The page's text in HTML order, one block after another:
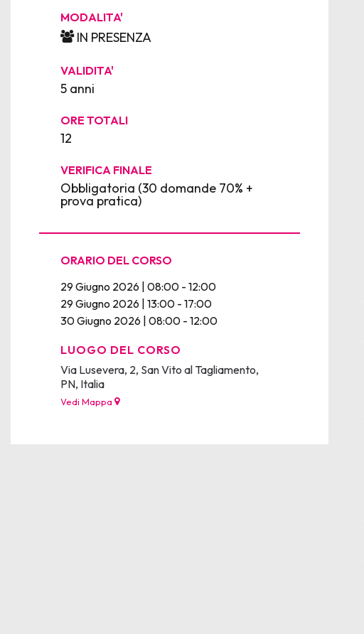
MODALITA'
IN PRESENZA
VALIDITA'
5 anni
ORE TOTALI
12
VERIFICA FINALE
Obbligatoria (30 domande 70% +
prova pratica)
ORARIO DEL CORSO
29 Giugno 2026 | 08:00 - 12:00
29 Giugno 2026 | 13:00 - 17:00
30 Giugno 2026 | 08:00 - 12:00
LUOGO DEL CORSO
Via Lusevera, 2, San Vito al Tagliamento,
PN, Italia
Vedi Mappa